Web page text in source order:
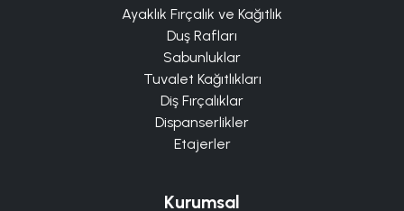
Ayaklık Fırçalık ve Kağıtlık
Duş Rafları
Sabunluklar
Tuvalet Kağıtlıkları
Diş Fırçalıklar
Dispanserlikler
Etajerler
Kurumsal